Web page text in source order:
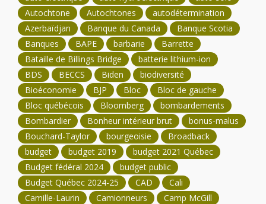
Autochtone
Autochtones
autodétermination
Azerbaïdjan
Banque du Canada
Banque Scotia
Banques
BAPE barbarie
Barrette
Bataille de Billings Bridge
batterie lithium-ion
BDS
BECCS Biden
biodiversité
Bioéconomie
BJP Bloc
Bloc de gauche
Bloc québécois
Bloomberg
bombardements
Bombardier
Bonheur intérieur brut
bonus-malus
Bouchard-Taylor
bourgeoisie
Broadback
budget
budget 2019
budget 2021 Québec
Budget fédéral 2024
budget public
Budget Québec 2024-25
CAD
Cali
Camille-Laurin
Camionneurs
Camp McGill